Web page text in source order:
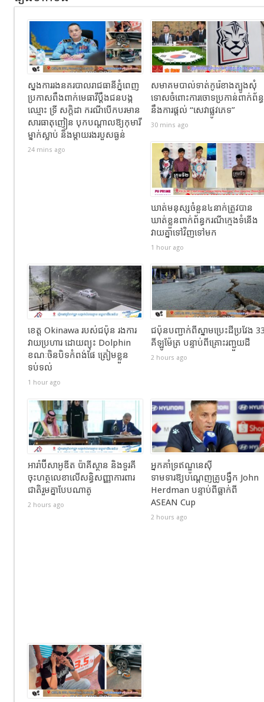
ស្នងការរងនគរបាលរាជធានីភ្នំពេញ
ប្រកាសពឹងពាក់មេធាវីប្តឹងជនបង្ក
ឈ្មោះ ទ្រី សក្ដិដា ករណីបើកបរមាន
សារធាតុញៀន បុកបណ្តាលឱ្យកុមារី
ម្នាក់ស្លាប់ និងម្តាយរងរបួសធ្ងន់
24 mins ago
សមាគមបាល់ទាត់កូរ៉េខាងត្បូងសុំ
ទោសចំពោះការចោទប្រកាន់ពាក់ព័ន្ធ
នឹងការផ្តល់ “សេវាផ្លូវភេទ”
30 mins ago
ឃាត់មនុស្សចំនួន៤នាក់ត្រូវបាន
ឃាត់ខ្លួនពាក់ព័ន្ធករណីក្មេងទំនើង
វាយគ្នាទៅវិញទៅមក
1 hour ago
ខេត្ត Okinawa របស់ជប៉ុន រងការ
វាយប្រហារ ដោយព្យុះ Dolphin
ខណៈចិនបិទកំពង់ផែ ត្រៀមខ្លួន
ទប់ទល់
1 hour ago
ជប៉ុនបញ្ជាក់ពីស្នាមប្រេះដីប្រវែង
គីឡូម៉ែត្រ បន្ទាប់ពីគ្រោះរញ្ជួយដី
2 hours ago
អារ៉ាប៊ីសាអូឌីត ប៉ាគីស្ថាន និងទួរគី
ចុះហត្ថលេខាលើសន្ធិសញ្ញាការពារ
ជាតិរួមគ្នាបែបណាតូ
2 hours ago
អ្នកគាំទ្រឥណ្ឌូនេស៊ី
ទាមទារឱ្យបណ្តេញគ្រូបង្វឹក John
Herdman បន្ទាប់ពីធ្លាក់ពី
ASEAN Cup
2 hours ago